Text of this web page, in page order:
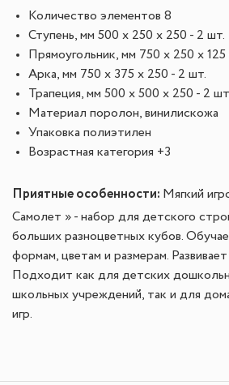
Количество элементов 8
Ступень, мм 500 x 250 x 250 - 2 шт.
Прямоугольник, мм 750 x 250 x 125
Арка, мм 750 x 375 x 250 - 2 шт.
Трапеция, мм 500 х 500 x 250 - 2
Материал поролон, винилискожа
Упаковка полиэтилен
Возрастная категория +3
Приятные особенности: Мягкий
Самолет » - набор для детского
больших разноцветных кубов.
формам, цветам и размерам.
Подходит как для детских
школьных учреждений, так и для
игр.